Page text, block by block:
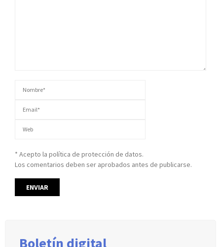
* Acepto la política de protección de datos.
Los comentarios deben ser aprobados antes de publicarse.
Boletín digital